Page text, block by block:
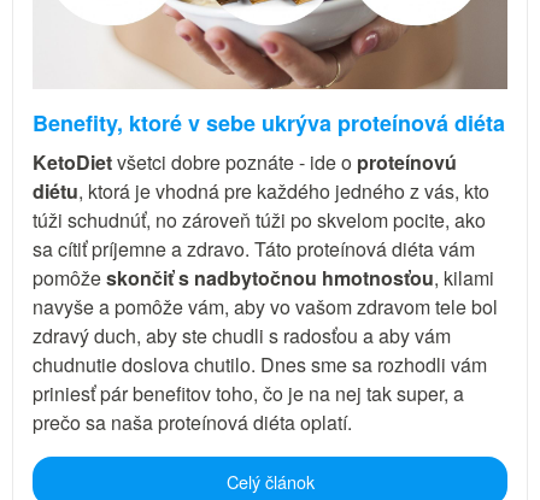
Benefity, ktoré v sebe ukrýva proteínová diéta
KetoDietvšetci dobre poznáte - ide o proteínovú
diétu, ktorá je vhodná pre každého jedného z vás, kto
túži schudnúť, no zároveň túži po skvelom pocite, ako
sa cítiť príjemne a zdravo. Táto proteínová diéta vám
pomôžeskončiť s nadbytočnou hmotnosťou, kilami
navyše a pomôže vám, aby vo vašom zdravom tele bol
zdravý duch, aby ste chudli s radosťou a aby vám
chudnutie doslova chutilo. Dnes sme sa rozhodli vám
priniesť pár benefitov toho, čo je na nej tak super, a
prečo sa naša proteínová diéta oplatí.
Celý článok